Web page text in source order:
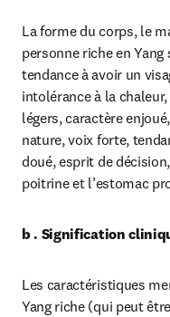
La forme du corps, le
personne riche en
tendance à avoir un
intolérance à la
légers, caractère
nature, voix forte,
doué, esprit de
poitrine et l’estomac
b . Signification
Les caractéristiques
Yang riche (qui peut